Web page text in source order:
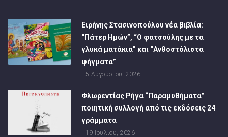
Ειρήνης Στασινοπούλου νέα βιβλία:
“Πάτερ Ημών”, “Ο φατσούλης με τα
γλυκά ματάκια” και “Ανθοστόλιστα
ψήγματα”
5 Αυγούστου, 2026
Φλωρεντίας Ρήγα “Παραμυθήματα”
ποιητική συλλογή από τις εκδόσεις 24
γράμματα
19 Ιουλίου, 2026